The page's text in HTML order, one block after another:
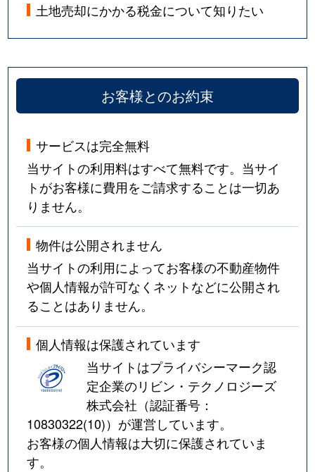
土地売却にかかる税金について知りたい
お客様とのお約束
サービスは完全無料
当サイトの利用料はすべて無料です。当サイ
トがお客様に費用をご請求することは一切あ
りません。
物件は公開されません
当サイトの利用によってお客様の不動産物件
や個人情報が許可なくネットなどに公開され
ることはありません。
個人情報は保護されています
当サイトはプライバシーマーク認
定企業のリビン・テクノロジーズ
株式会社（認証番号：
10830322(10)）が運営しています。
お客様の個人情報は大切に保護されていま
す。